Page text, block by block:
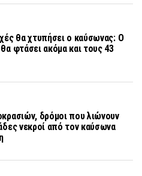
θα χτυπήσει ο καύσωνας: Ο
φτάσει ακόμα και τους 43
δρόμοι που λιώνουν
νεκροί από τον καύσωνα